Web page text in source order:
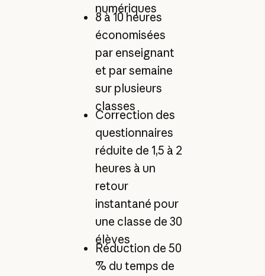
numériques
8 à 10 heures
économisées
par enseignant
et par semaine
sur plusieurs
classes
Correction des
questionnaires
réduite de 1,5 à 2
heures à un
retour
instantané pour
une classe de 30
élèves
Réduction de 50
% du temps de